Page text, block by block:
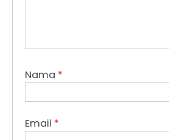
Nama *
Email *